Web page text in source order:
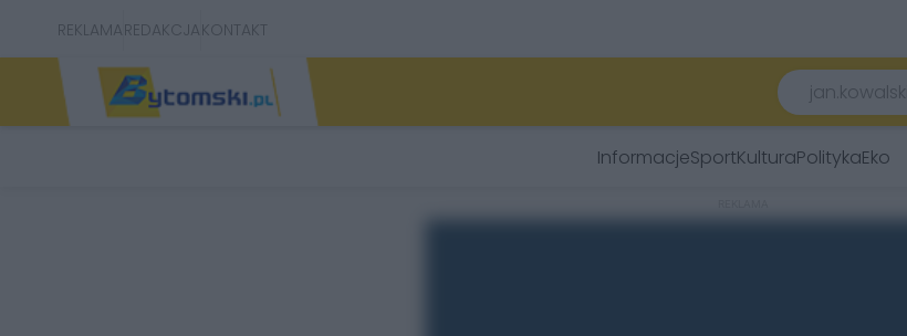
REKLAMAREDAKCJAKONTAKT
InformacjeSportKulturaPolitykaEko